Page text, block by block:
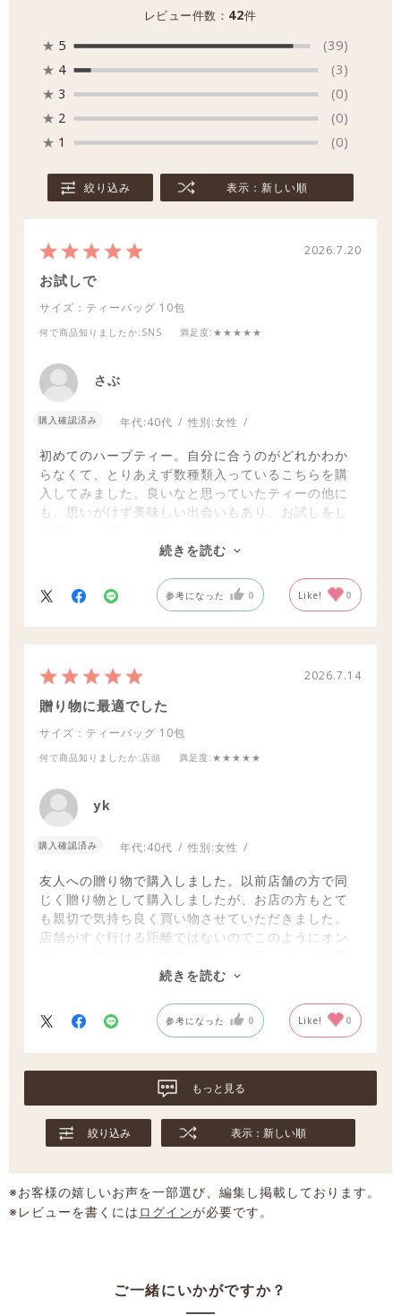
レビュー件数： 42件
★ 5
(39)
★ 4
(3)
★ 3
(0)
★ 2
(0)
★ 1 (0)
絞り込み 表示：新しい順
2026.7.20
お試しで
サイズ：ティーバッグ 10包
何で商品知りましたか:SNS 満足度:★★★★★
さぶ
購入確認済み 年代:40代 性別:女性
初めてのハーブティー。自分に合うのがどれかわか
らなくて、とりあえず数種類入っているこちらを購
入してみました。良いなと思っていたティーの他に
も、思いがけず美味しい出会いもあり、お試しをし
分時間のお供にさせていただきます。
続きを読む
参考になった 0 Like! 0
2026.7.14
贈り物に最適でした
サイズ：ティーバッグ 10包
何で商品知りましたか:店頭 満足度:★★★★★
yk
購入確認済み 年代:40代 性別:女性
友人への贈り物で購入しました。以前店舗の方で同
じく贈り物として購入しましたが、お店の方もとて
も親切で気持ち良く買い物させていただきました。
店舗がすぐ行ける距離ではないのでこのようにオン
にも購入したいです。続きを読む
参考になった 0 Like! 0
もっと見る
絞り込み 表示：新しい順
※お客様の嬉しいお声を一部選び、編集し掲載しております。
※レビューを書くには ログインが必要です。
ご一緒にいかがですか？